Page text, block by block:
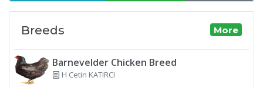
Breeds More
Barnevelder Chicken Breed
H Cetin KATIRCI